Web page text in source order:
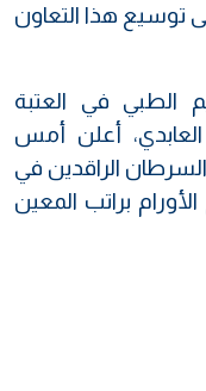
توسيع هذا التعاون
الطبي في العتبة
أعلن أمس
الراقدين في
براتب المعين